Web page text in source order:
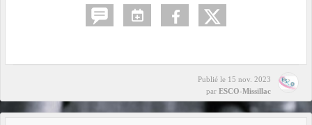
Publié le 15 nov. 2023
par ESCO-Missillac